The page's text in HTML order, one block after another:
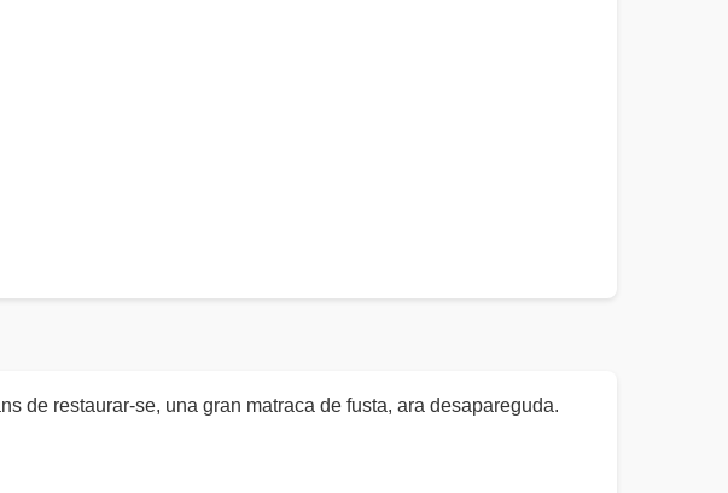
de restaurar-se, una gran matraca de fusta, ara desapareguda.